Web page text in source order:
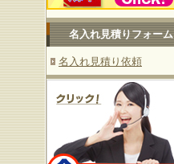
名入れ見積りフォーム
名入れ見積り依頼